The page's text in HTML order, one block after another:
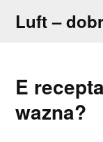
Luft –
E
wazna?